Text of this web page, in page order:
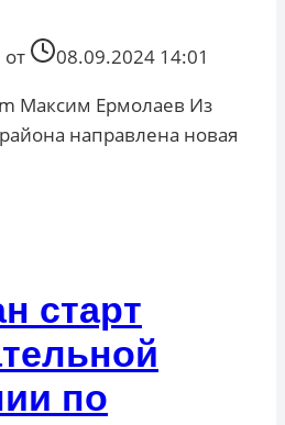
08.09.2024 14:01
Максим Ермолаев Из
направлена новая
старт
по